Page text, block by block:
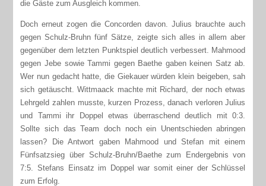
die Gäste zum Ausgleich kommen.
Doch erneut zogen die Concorden davon. Julius brauchte auch
gegen Schulz-Bruhn fünf Sätze, zeigte sich alles in allem aber
gegenüber dem letzten Punktspiel deutlich verbessert. Mahmood
gegen Jebe sowie Tammi gegen Baethe gaben keinen Satz ab.
Wer nun gedacht hatte, die Giekauer würden klein beigeben, sah
sich getäuscht. Wittmaack machte mit Richard, der noch etwas
Lehrgeld zahlen musste, kurzen Prozess, danach verloren Julius
und Tammi ihr Doppel etwas überraschend deutlich mit 0:3.
Sollte sich das Team doch noch ein Unentschieden abringen
lassen? Die Antwort gaben Mahmood und Stefan mit einem
Fünfsatzsieg über Schulz-Bruhn/Baethe zum Endergebnis von
7:5. Stefans Einsatz im Doppel war somit einer der Schlüssel
zum Erfolg.